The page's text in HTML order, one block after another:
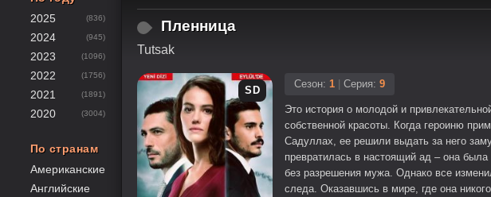
Пленница
Tutsak
SD
Сезон: 1 Серия: 9
Это история о молодой и
собственной красоты. Когда героиню
Садуллах, ее решили выдать за него
превратилась в настоящий ад – она
без разрешения мужа. Однако все
следа. Оказавшись в мире, где она
2025
(836)
2024 (945)
2023 (1096)
2022 (1756)
2021 (1891)
2020 (3004)
По странам
Американские
Английские